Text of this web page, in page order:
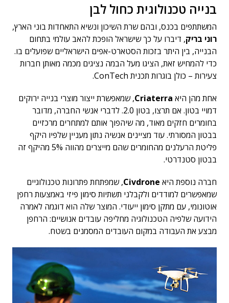
בנייה טכנולוגית כחול לבן
המשתתפים בכנס, ובהם שרת השיכון ונשיא התאחדות בוני הארץ,
רוני בריק, דיברו על כך שישראל הופכת להאב עולמי בתחום
הבנייה, בין היתר בזכות הסטארט-אפים הישראליים שפועלים בו.
כדי להמחיש זאת, הציגו מעל הבמה נציגים מכמה מאותן חברות
צעירות – כולן בוגרות תכנית ConTech.
אחת מהן היא Criaterra, שמאפשרת ייצור מוצרי בנייה ירוקים
דמויי בטון. אם תרצו, בטון 2.0. לדברי אנשי החברה, מדובר
בחומרים חזקים מאוד, מה שיהפוך אותם למתחרים מרכזיים
בבטון המסורתי. עוד מציינים אנשיה נתון מעניין שלפיו היקף
פליטת הרעלנים מהחומרים שהם מייצרים מהווה 5% מהיקף זה
בבטון סטנדרטי.
חברה נוספת היא Civdrone, שמפתחת פתרונות טכנולוגיים
שמאפשרים למודדים ולקבלני תשתיות סימון פיזי באמצעות רחפן
אוטונומי, עם מתקן סימון ייעודי. המוצר שלה הוא דוגמה לאמרה
הידועה שלפיה הטכנולוגיה מחליפה עובדים אנושיים: הרחפן
מבצע את העבודה במקום העובדים המסמנים בשטח.